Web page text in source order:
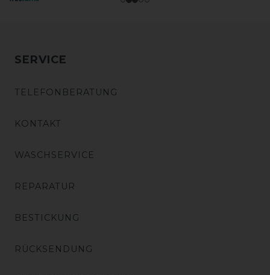
SERVICE
TELEFONBERATUNG
KONTAKT
WASCHSERVICE
REPARATUR
BESTICKUNG
RÜCKSENDUNG